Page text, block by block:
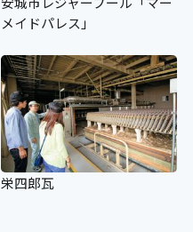
メイドパレス」
栄四郎瓦